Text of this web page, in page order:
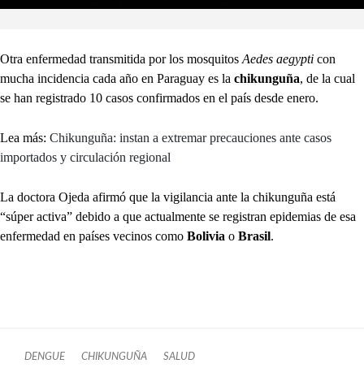
Otra enfermedad transmitida por los mosquitos Aedes aegypti con
mucha incidencia cada año en Paraguay es la chikunguña, de la cual
se han registrado 10 casos confirmados en el país desde enero.
Lea más: Chikunguña: instan a extremar precauciones ante casos
importados y circulación regional
La doctora Ojeda afirmó que la vigilancia ante la chikunguña está
“súper activa” debido a que actualmente se registran epidemias de esa
enfermedad en países vecinos como Bolivia o Brasil.
DENGUE CHIKUNGUÑA SALUD